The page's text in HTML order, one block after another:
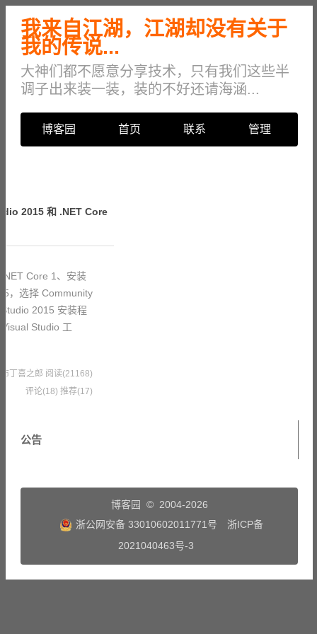
我来自江湖，江湖却没有关于
我的传说...
大神们都不愿意分享技术，只有我们这些半
调子出来装一装，装的不好还请海涵...
博客园 首页 联系 管理
2015 和 .NET Core
Core 1、安装
，选择 Community
2015 安装程
Studio 工
丁喜之郎 阅读(21168)
评论(18) 推荐(17)
公告
博客园
© 2004-2026
浙公网安备 33010602011771号
浙ICP备
2021040463号-3